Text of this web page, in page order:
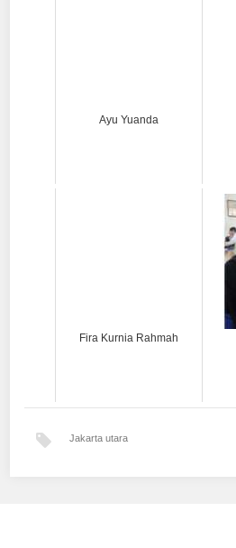
Ayu Yuanda
Fira Kurnia Rahmah
Jakarta utara